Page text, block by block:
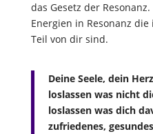
das Gesetz der
Energien in Resonanz
Teil von dir sind.
Deine Seele, dein
loslassen was nicht
loslassen was dich
zufriedenes,